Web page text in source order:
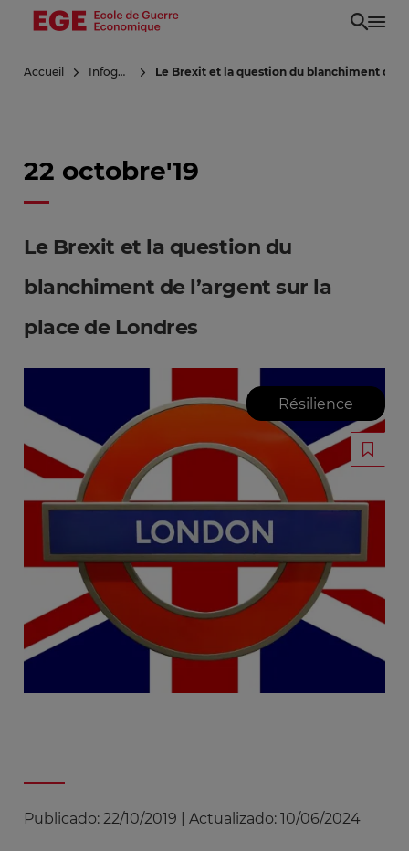
Aller
principal
Accueil Infoguerre Le Brexit et la question du blanchiment de
22 octobre'19
Le Brexit et la question du
blanchiment de l’argent sur la
place de Londres
Résilience
Publicado: 22/10/2019 Actualizado: 10/06/2024